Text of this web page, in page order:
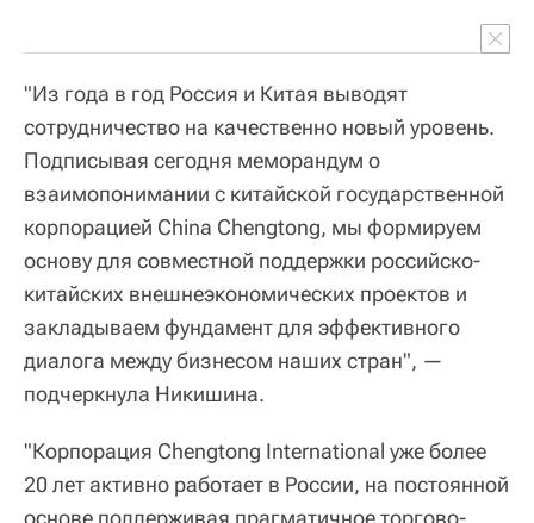
"Из года в год Россия и Китая выводят
сотрудничество на качественно новый уровень.
Подписывая сегодня меморандум о
взаимопонимании с китайской государственной
корпорацией China Chengtong, мы формируем
основу для совместной поддержки российско-
китайских внешнеэкономических проектов и
закладываем фундамент для эффективного
диалога между бизнесом наших стран", —
подчеркнула Никишина.
"Корпорация Chengtong International уже более
20 лет активно работает в России, на постоянной
основе поддерживая прагматичное торгово-